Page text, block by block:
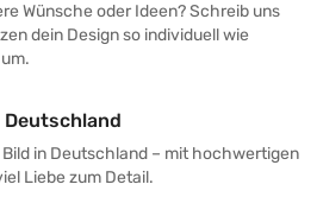
Wünsche oder Ideen? Schreib uns
dein Design so individuell wie
Bild in Deutschland – mit hochwertigen
Liebe zum Detail.